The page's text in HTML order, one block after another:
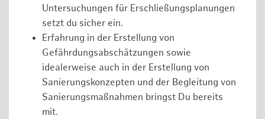
Untersuchungen für Erschließungsplanungen
setzt du sicher ein.
Erfahrung in der Erstellung von
Gefährdungsabschätzungen sowie
idealerweise auch in der Erstellung von
Sanierungskonzepten und der Begleitung von
Sanierungsmaßnahmen bringst Du bereits
mit.